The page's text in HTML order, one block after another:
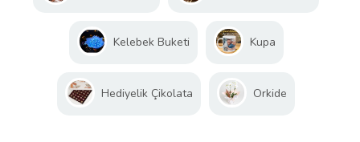
Kelebek Buketi Kupa
Hediyelik Çikolata Orkide